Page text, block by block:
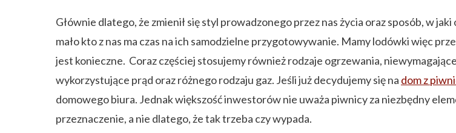
Głównie dlatego, że zmienił się styl prowadzonego przez nas życia oraz sposób, w
mało kto z nas ma czas na ich samodzielne przygotowywanie. Mamy lodówki więc
jest konieczne. Coraz częściej stosujemy również rodzaje ogrzewania,
wykorzystujące prąd oraz różnego rodzaju gaz. Jeśli już decydujemy się na dom z
domowego biura. Jednak większość inwestorów nie uważa piwnicy za niezbędny
przeznaczenie, a nie dlatego, że tak trzeba czy wypada.